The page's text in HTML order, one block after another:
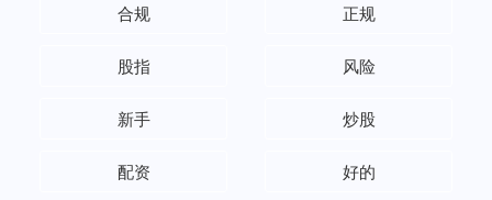
合规 正规
股指 风险
新手 炒股
配资 好的